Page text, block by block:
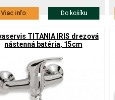
Viac info Do košíku
TITANIA IRIS drezová
nástenná batéria, 15cm